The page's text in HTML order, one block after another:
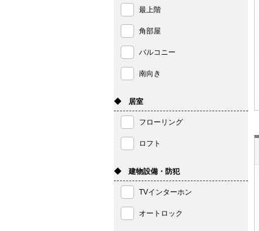
最上階
角部屋
バルコニー
南向き
◆ 居室
フローリング
ロフト
◆ 建物設備・防犯
TVインターホン
オートロック